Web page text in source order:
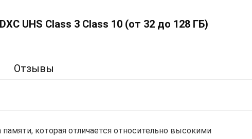
UHS Class 3 Class 10 (от 32 до 128 ГБ)
Отзывы
которая отличается относительно высокими